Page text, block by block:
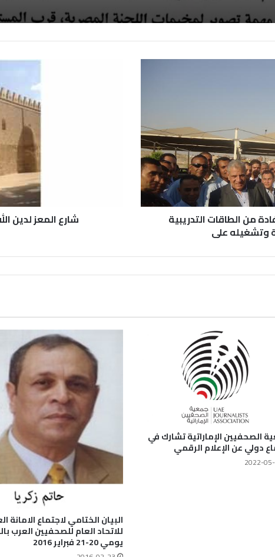
من الطاقات التدريبية
وتشغيله على
شارع المعز لدين
الصحفيين الإماراتية تشارك في
دولي عن الإعلام الرقمي
2022-
البيان الختامي لاجتماع الامانة
للاتحاد العام للصحفيين العرب
يومي 20-21 فبراير 2016